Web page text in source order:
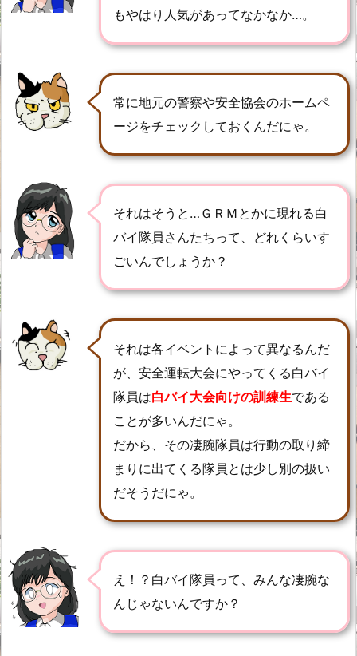
もやはり人気があってなかなか…。
常に地元の警察や安全協会のホームペ
ージをチェックしておくんだにゃ。
それはそうと…ＧＲＭとかに現れる白
バイ隊員さんたちって、どれくらいす
ごいんでしょうか？
それは各イベントによって異なるんだ
が、安全運転大会にやってくる白バイ
隊員は白バイ大会向けの訓練生である
ことが多いんだにゃ。
だから、その凄腕隊員は行動の取り締
まりに出てくる隊員とは少し別の扱い
だそうだにゃ。
え！？白バイ隊員って、みんな凄腕な
んじゃないんですか？